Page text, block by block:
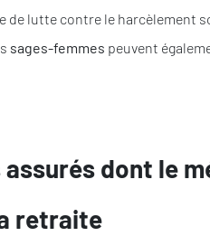
de lutte contre le harcèlement
sages-femmes peuvent
assurés dont le
retraite